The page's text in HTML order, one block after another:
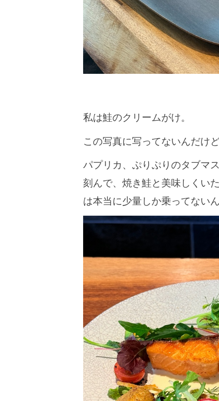
私は鮭のクリームがけ。
この写真に写ってないんだけ
パプリカ、ぷりぷりのタブマ
刻んで、焼き鮭と美味しくい
は本当に少量しか乗ってない